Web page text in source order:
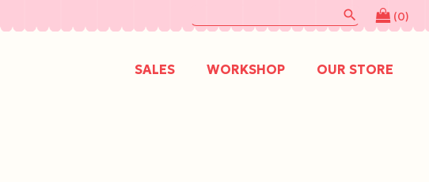
(0)
search
SALES WORKSHOP OUR STORE